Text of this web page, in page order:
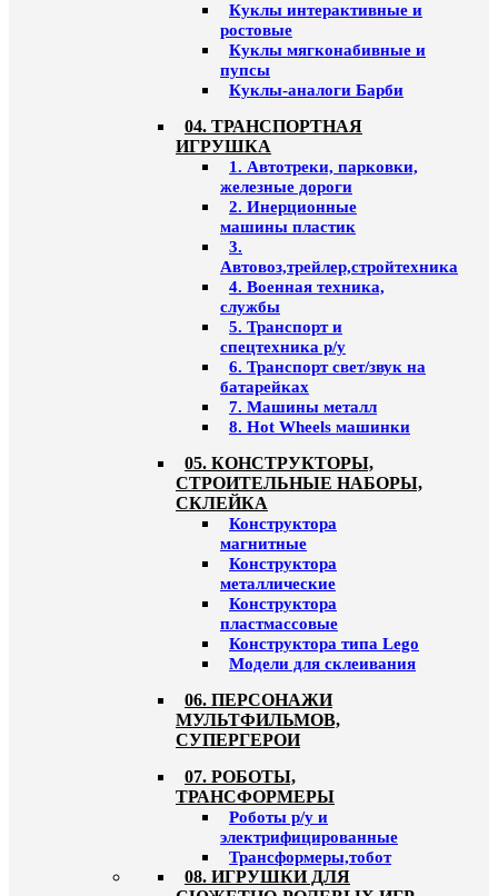
Куклы интерактивные и
ростовые
Куклы мягконабивные и
пупсы
Куклы-аналоги Барби
04. ТРАНСПОРТНАЯ
ИГРУШКА
1. Автотреки, парковки,
железные дороги
2. Инерционные
машины пластик
3.
Автовоз,трейлер,стройтехника
4. Военная техника,
службы
5. Транспорт и
спецтехника р/у
6. Транспорт свет/звук на
батарейках
7. Машины металл
8. Hot Wheels машинки
05. КОНСТРУКТОРЫ,
СТРОИТЕЛЬНЫЕ НАБОРЫ,
СКЛЕЙКА
Конструктора
магнитные
Конструктора
металлические
Конструктора
пластмассовые
Конструктора типа Lego
Модели для склеивания
06. ПЕРСОНАЖИ
МУЛЬТФИЛЬМОВ,
СУПЕРГЕРОИ
07. РОБОТЫ,
ТРАНСФОРМЕРЫ
Роботы р/у и
электрифицированные
Трансформеры,тобот
08. ИГРУШКИ ДЛЯ